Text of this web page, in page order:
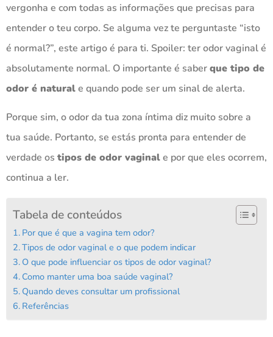
vergonha e com todas as informações que precisas para
entender o teu corpo. Se alguma vez te perguntaste “isto
é normal?”, este artigo é para ti. Spoiler: ter odor vaginal é
absolutamente normal. O importante é saberque tipo de
odor é naturale quando pode ser um sinal de alerta.
Porque sim, o odor da tua zona íntima diz muito sobre a
tua saúde. Portanto, se estás pronta para entender de
verdade os tipos de odor vaginale por que eles ocorrem,
continua a ler.
Tabela de conteúdos
Por que é que a vagina tem odor?
Tipos de odor vaginal e o que podem indicar
O que pode influenciar os tipos de odor vaginal?
Como manter uma boa saúde vaginal?
Quando deves consultar um profissional
Referências